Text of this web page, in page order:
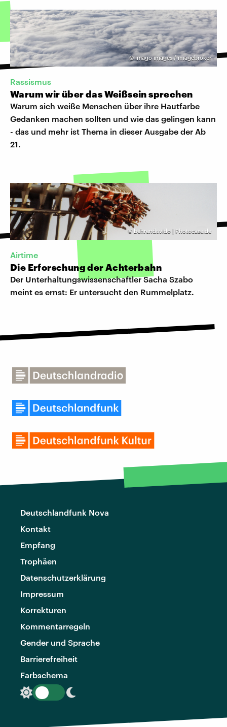
©imago images / imagebroker
Rassismus
Warum wir über das Weißsein sprechen
Warum sich weiße Menschen über ihre Hautfarbe
Gedanken machen sollten und wie das gelingen kann
- das und mehr ist Thema in dieser Ausgabe der Ab
21.
© behrendt.vido | Photocase.de
Airtime
Die Erforschung der Achterbahn
Der Unterhaltungswissenschaftler Sacha Szabo
meint es ernst: Er untersucht den Rummelplatz.
Deutschlandfunk Nova
Kontakt
Empfang
Trophäen
Datenschutzerklärung
Impressum
Korrekturen
Kommentarregeln
Gender und Sprache
Barrierefreiheit
Farbschema